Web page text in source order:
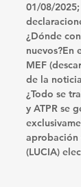
01/08/2025
¿Dónde
nuevos?En
MEF
de la
¿Todo se
y ATPR se
aprobación
(LUCIA)